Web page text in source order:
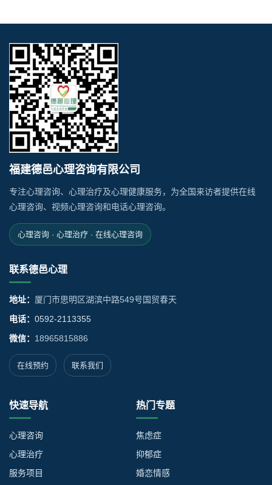
福建德邑心理咨询有限公司
专注心理咨询、心理治疗及心理健康服务，为全国来访者提供在线
心理咨询、视频心理咨询和电话心理咨询。
心理咨询 · 心理治疗 · 在线心理咨询
联系德邑心理
地址： 厦门市思明区湖滨中路549号国贸春天
电话： 0592-2113355
微信： 18965815886
在线预约 联系我们
快速导航
心理咨询
心理治疗
服务项目
热门专题
焦虑症
抑郁症
婚恋情感